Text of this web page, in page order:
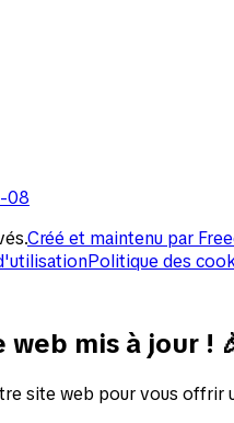
08
Créé et maintenu par
Politique des
mis à jour !
site web pour vous offrir